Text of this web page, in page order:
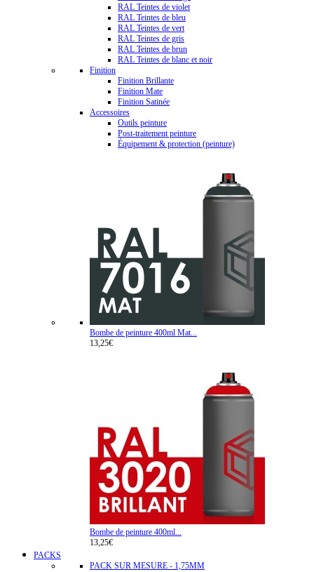
RAL Teintes de violet
RAL Teintes de bleu
RAL Teintes de vert
RAL Teintes de gris
RAL Teintes de brun
RAL Teintes de blanc et noir
Finition
Finition Brillante
Finition Mate
Finition Satinée
Accessoires
Outils peinture
Post-traitement peinture
Équipement & protection (peinture)
Bombe de peinture 400ml Mat...
13,25€
Bombe de peinture 400ml...
13,25€
PACKS
PACK SUR MESURE - 1,75MM